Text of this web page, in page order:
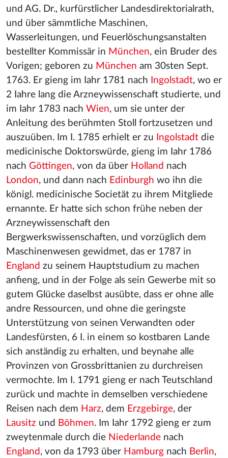
und AG. Dr., kurfürstlicher Landesdirektorialrath,
und über sämmtliche Maschinen,
Wasserleitungen, und Feuerlöschungsanstalten
bestellter Kommissär in München, ein Bruder des
Vorigen; geboren zu München am 30sten Sept.
1763. Er gieng im Iahr 1781 nach
Ingolstadt, wo er
2 Iahre lang die Arzneywissenschaft studierte, und
im Iahr 1783 nach Wien, um sie unter der
Anleitung des berühmten Stoll fortzusetzen und
auszuüben. Im I. 1785 erhielt er zu
Ingolstadt die
medicinische Doktorswürde, gieng im Iahr 1786
nach Göttingen, von da über Holland nach
London, und dann nach Edinburgh wo ihn die
königl. medicinische Societät zu ihrem Mitgliede
ernannte. Er hatte sich schon frühe neben der
Arzneywissenschaft den
Bergwerkswissenschaften, und vorzüglich dem
Maschinenwesen gewidmet, das er 1787 in
England zu seinem Hauptstudium zu machen
anfieng, und in der Folge als sein Gewerbe mit so
gutem Glücke daselbst ausübte, dass er ohne alle
andre Ressourcen, und ohne die geringste
Unterstützung von seinen Verwandten oder
Landesfürsten, 6 I. in einem so kostbaren Lande
sich anständig zu erhalten, und beynahe alle
Provinzen von Grossbrittanien zu durchreisen
vermochte. Im I. 1791 gieng er nach Teutschland
zurück und machte in demselben verschiedene
Reisen nach dem Harz, dem Erzgebirge, der
Lausitz und Böhmen. Im Iahr 1792 gieng er zum
zweytenmale durch die Niederlande nach
England , von da 1793 über Hamburg nach Berlin,